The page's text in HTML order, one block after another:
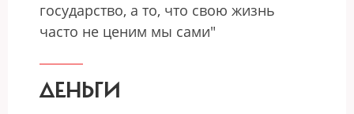
государство, а то, что свою жизнь
часто не ценим мы сами"
ДЕНЬГИ